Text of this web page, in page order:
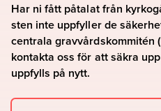
Har ni fått påtalat från
sten inte uppfyller de
centrala gravvårdskommitén
kontakta oss för att säkra
uppfylls på nytt.